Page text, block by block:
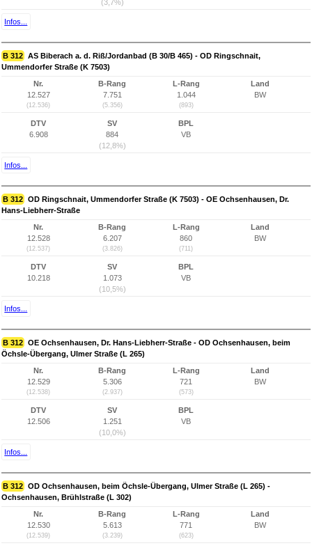
(3,7%)
Infos...
B 312 AS Biberach a. d. Riß/Jordanbad (B 30/B 465) - OD Ringschnait,
Ummendorfer Straße (K 7503)
Nr.
12.527
(12.536)
B-Rang
7.751
(5.356)
L-Rang
1.044
(893)
Land
BW
DTV
6.908
SV
884
(12,8%)
BPL
VB
Infos...
B 312 OD Ringschnait, Ummendorfer Straße (K 7503) - OE Ochsenhausen, Dr.
Hans-Liebherr-Straße
Nr.
12.528
(12.537)
B-Rang
6.207
(3.826)
L-Rang
860
(711)
Land
BW
DTV
10.218
SV
1.073
(10,5%)
BPL
VB
Infos...
B 312 OE Ochsenhausen, Dr. Hans-Liebherr-Straße - OD Ochsenhausen, beim
Öchsle-Übergang, Ulmer Straße (L 265)
Nr.
12.529
(12.538)
B-Rang
5.306
(2.937)
L-Rang
721
(573)
Land
BW
DTV
12.506
SV
1.251
(10,0%)
BPL
VB
Infos...
B 312 OD Ochsenhausen, beim Öchsle-Übergang, Ulmer Straße (L 265) -
Ochsenhausen, Brühlstraße (L 302)
Nr.
12.530
(12.539)
B-Rang
5.613
(3.239)
L-Rang
771
(623)
Land
BW